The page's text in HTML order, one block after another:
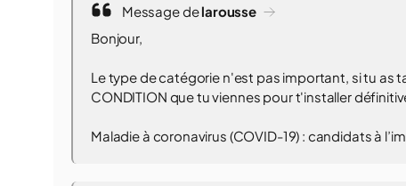
Message delarousse
Bonjour,
Le type de catégorie n'est pas important, si tu as
CONDITION que tu viennes pour t'installer
Maladie à coronavirus (COVID-19) : candidats à